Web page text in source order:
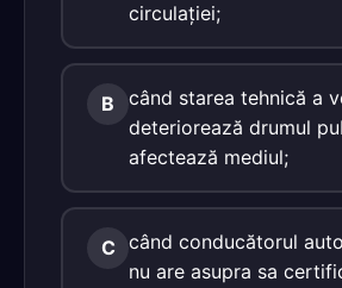
circulaţiei;
B
când starea tehnică a
deteriorează drumul
afectează mediul;
C când conducătorul
nu are asupra sa